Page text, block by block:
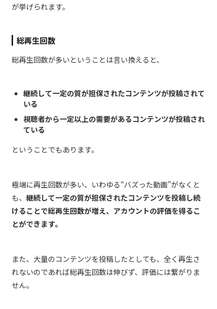
が挙げられます。
総再生回数
総再生回数が多いということは言い換えると、
継続して一定の質が担保されたコンテンツが投稿されて
いる
視聴者から一定以上の需要があるコンテンツが投稿され
ている
ということでもあります。
極端に再生回数が多い、いわゆる“バズった動画”がなくと
も、 継続して一定の質が担保されたコンテンツを投稿し続
けることで総再生回数が増え、アカウントの評価を得るこ
とができます。
また、大量のコンテンツを投稿したとしても、全く再生さ
れないのであれば総再生回数は伸びず、評価には繋がりま
せん。